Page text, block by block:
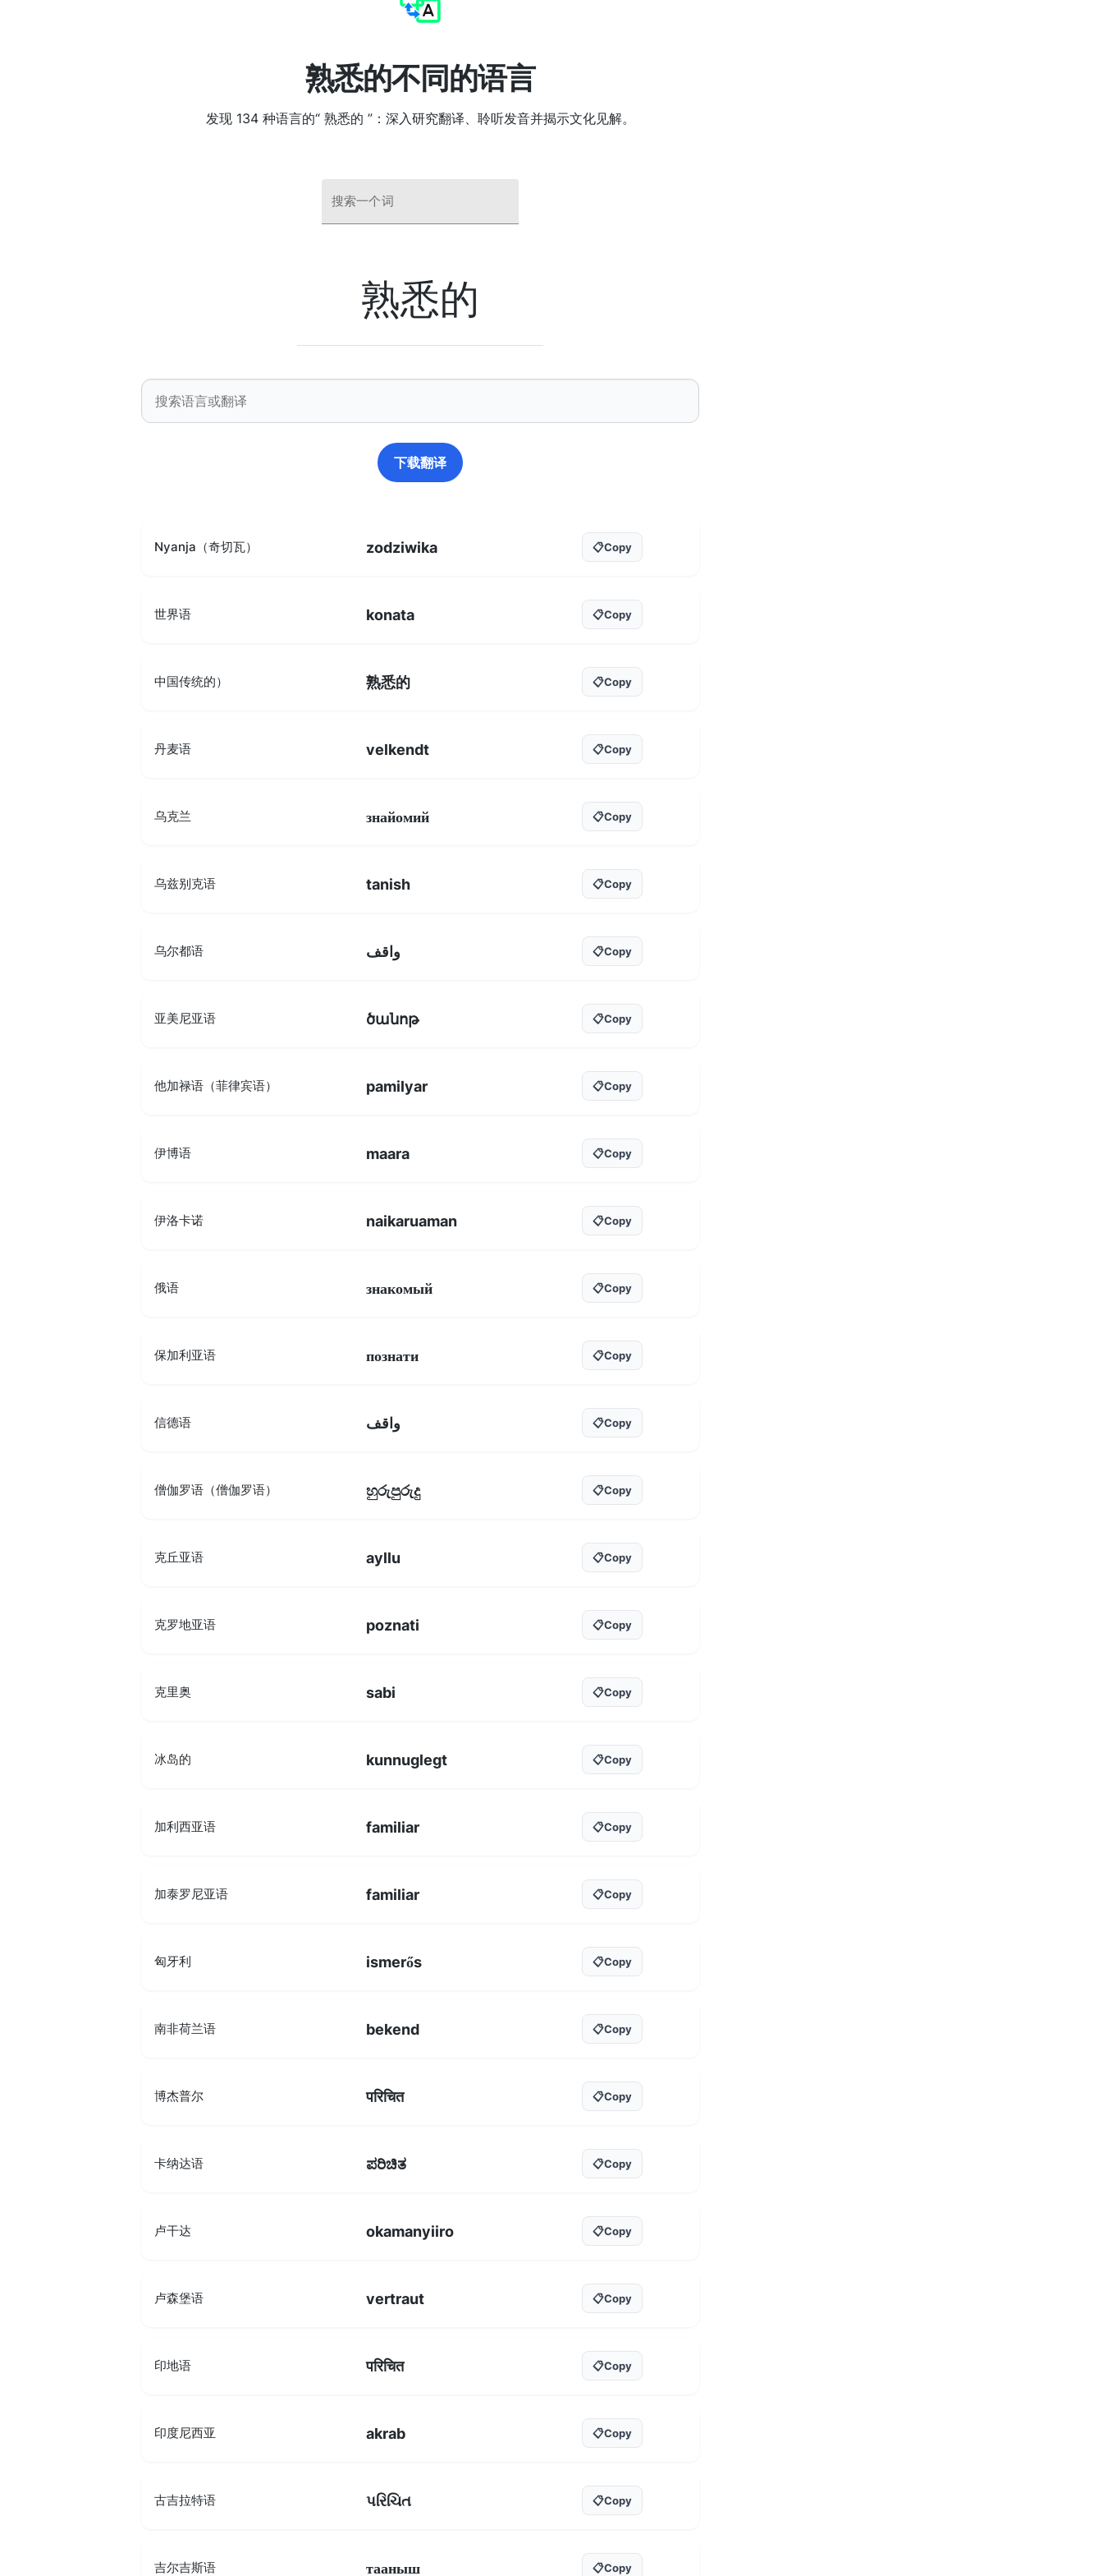
熟悉的不同的语言
发现 134 种语言的“ 熟悉的 ”：深入研究翻译、聆听发音并揭示文化见解。
搜索一个词
熟悉的
下载翻译
Nyanja（奇切瓦） zodziwika 📋Copy
世界语 konata 📋Copy
中国传统的） 熟悉的 📋Copy
丹麦语 velkendt 📋Copy
乌克兰 знайомий 📋Copy
乌兹别克语 tanish 📋Copy
乌尔都语 واقف 📋Copy
亚美尼亚语 ծանոթ 📋Copy
他加禄语（菲律宾语） pamilyar 📋Copy
伊博语 maara 📋Copy
伊洛卡诺 naikaruaman 📋Copy
俄语 знакомый 📋Copy
保加利亚语 познати 📋Copy
信德语 واقف 📋Copy
僧伽罗语（僧伽罗语） හුරුපුරුදු 📋Copy
克丘亚语 ayllu 📋Copy
克罗地亚语 poznati 📋Copy
克里奥 sabi 📋Copy
冰岛的 kunnuglegt 📋Copy
加利西亚语 familiar 📋Copy
加泰罗尼亚语 familiar 📋Copy
匈牙利 ismerős 📋Copy
南非荷兰语 bekend 📋Copy
博杰普尔 परिचित 📋Copy
卡纳达语 ಪರಿಚಿತ 📋Copy
卢干达 okamanyiiro 📋Copy
卢森堡语 vertraut 📋Copy
印地语 परिचित 📋Copy
印度尼西亚 akrab 📋Copy
古吉拉特语 પરિચિત 📋Copy
吉尔吉斯语 тааныш 📋Copy